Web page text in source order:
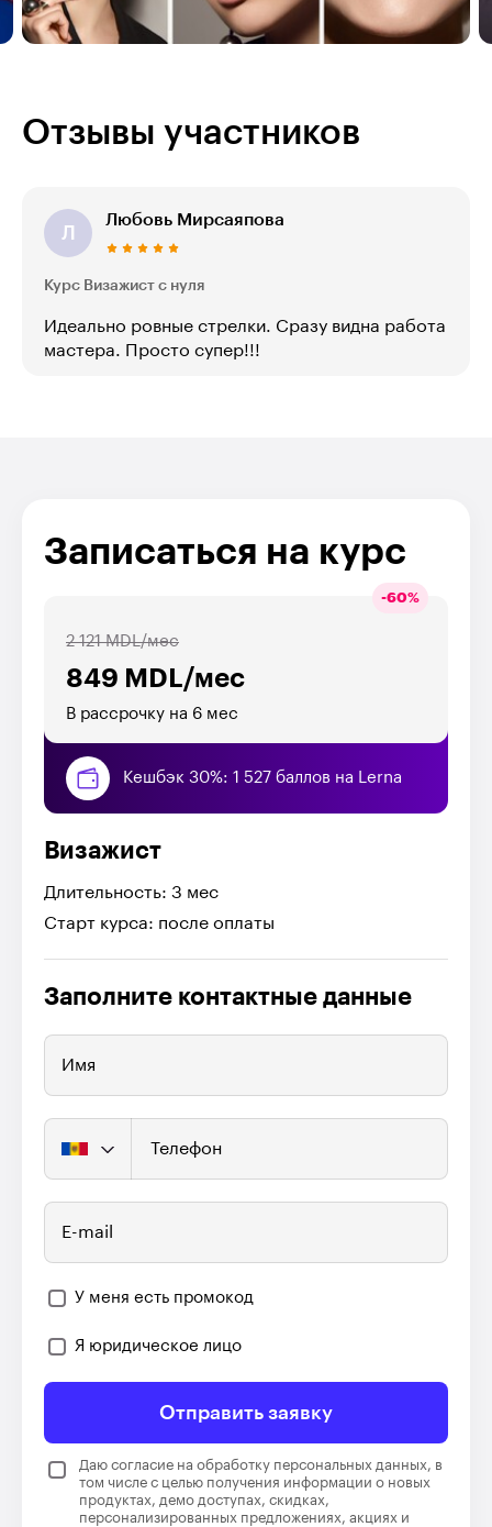
Отзывы участников
Л
Любовь Мирсаяпова
Курс Визажист с нуля
Идеально ровные стрелки. Сразу видна работа
мастера. Просто супер!!!
Записаться на курс
-60%
849 MDL/мес
2 121 MDL/мес
В рассрочку на 6 мес
Кешбэк 30%: 1 527 баллов на Lerna
Визажист
Длительность: 3 мес
Старт курса: после оплаты
Заполните контактные данные
Имя
Телефон
E-mail
У меня есть промокод
Я юридическое лицо
Отправить заявку
Даю согласие на обработку персональных данных, в
том числе с целью получения информации о новых
продуктах, демо доступах, скидках,
персонализированных предложениях, акциях и